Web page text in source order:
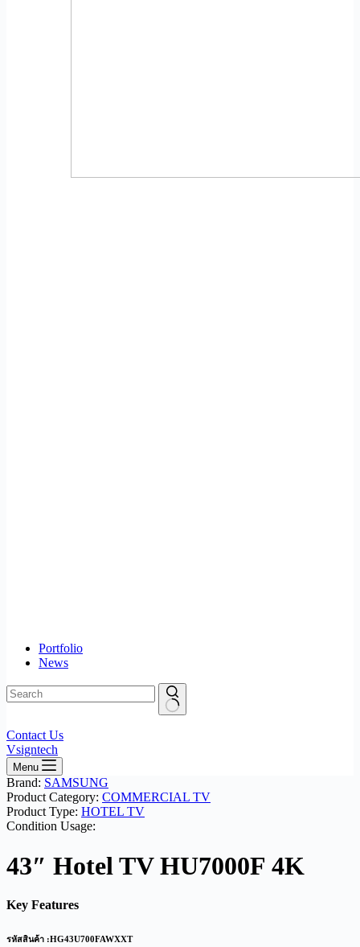
Portfolio
News
results
Contact Us
Vsigntech
Menu
Brand: SAMSUNG
Product Category: COMMERCIAL TV
Product Type: HOTEL TV
Condition Usage:
43″ Hotel TV HU7000F 4K
Key Features
รหัสสินค้า :HG43U700FAWXXT